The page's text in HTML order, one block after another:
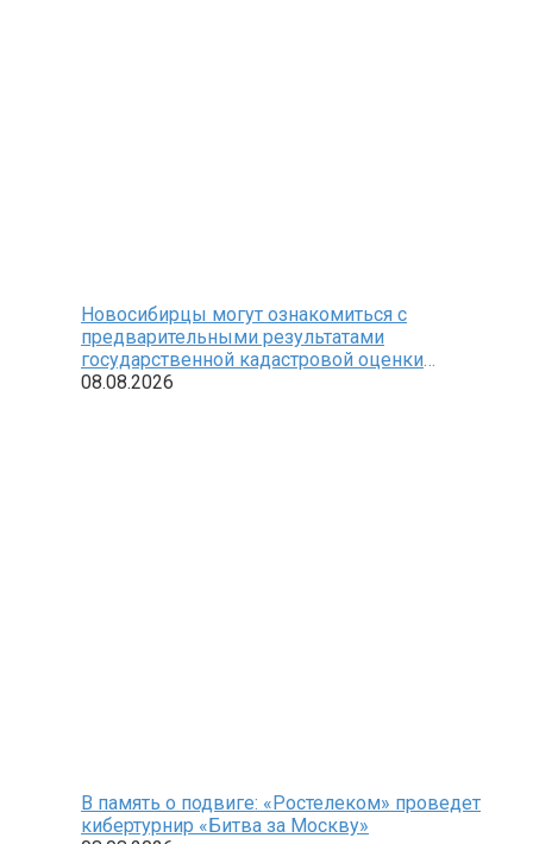
Новосибирцы могут ознакомиться с
предварительными результатами
государственной кадастровой оценки
земельных участков
08.08.2026
В память о подвиге: «Ростелеком» проведет
кибертурнир «Битва за Москву»